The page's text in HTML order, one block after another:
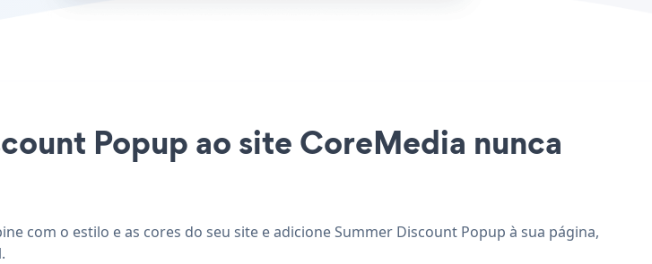
Popup ao site CoreMedia nunca
com o estilo e as cores do seu site e adicione Summer Discount Popup à sua página,